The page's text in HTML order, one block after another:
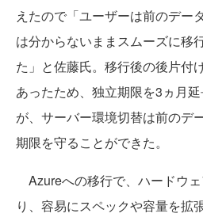
えたので「ユーザーは前のデー
は分からないままスムーズに移
た」と佐藤氏。移行後の後片付
あったため、独立期限を3ヵ月
が、サーバー環境切替は前のデ
期限を守ることができた。
Azureへの移行で、ハードウ
り、容易にスペックや容量を拡